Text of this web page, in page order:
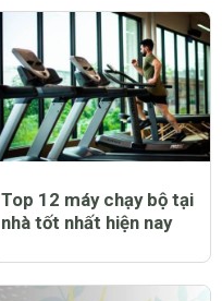
thơm lâu tốt nhất hiện
nay